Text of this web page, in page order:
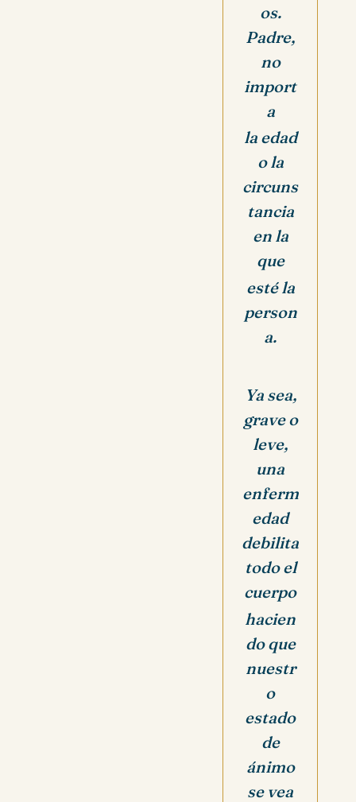
os.
Padre,
no
import
a
la edad
o la
circuns
tancia
en la
que
esté la
person
a.
Ya sea,
grave o
leve,
una
enferm
edad
debilita
todo el
cuerpo
hacien
do que
nuestr
o
estado
de
ánimo
se vea